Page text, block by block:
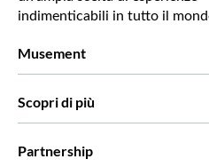
indimenticabili in tutto il
Musement
Scopri di più
Partnership